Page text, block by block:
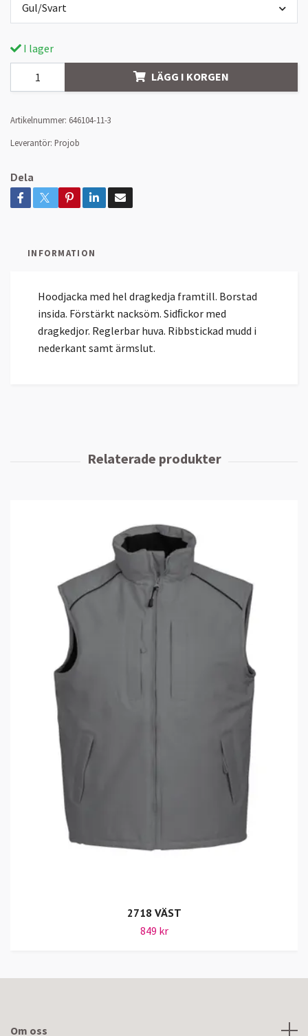
Gul/Svart
I lager
LÄGG I KORGEN
Artikelnummer: 646104-11-3
Leverantör: Projob
Dela
INFORMATION
Hoodjacka med hel dragkedja framtill. Borstad
insida. Förstärkt nacksöm. Sidﬁckor med
dragkedjor. Reglerbar huva. Ribbstickad mudd i
nederkant samt ärmslut.
2718 VÄST
849 kr
Om oss